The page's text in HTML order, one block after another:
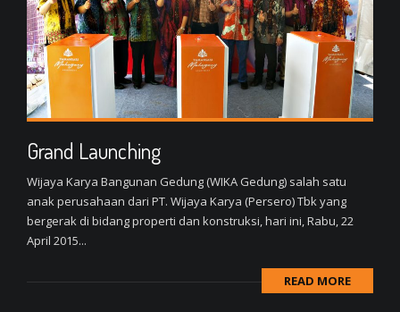
Grand Launching
Wijaya Karya Bangunan Gedung (WIKA Gedung) salah satu
anak perusahaan dari PT. Wijaya Karya (Persero) Tbk yang
bergerak di bidang properti dan konstruksi, hari ini, Rabu, 22
April 2015...
READ MORE